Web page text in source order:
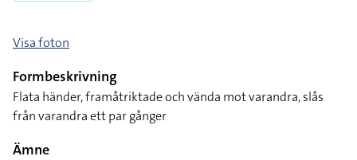
Visa foton
Formbeskrivning
Flata händer, framåtriktade och vända mot varandra, slås
från varandra ett par gånger
Ämne